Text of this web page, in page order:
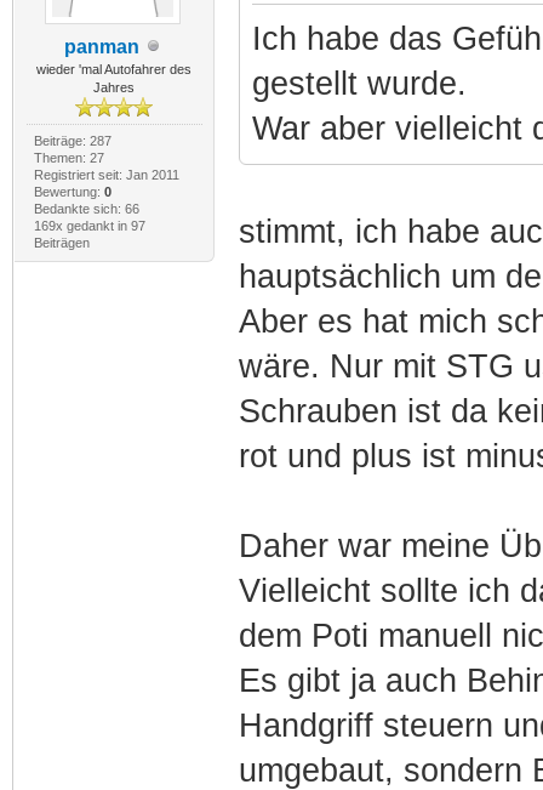
panman
wieder 'mal Autofahrer des
Jahres
Beiträge: 287
Themen: 27
Registriert seit: Jan 2011
Bewertung: 0
Bedankte sich: 66
169x gedankt in 97
Beiträgen
Ich habe das
gestellt wurde.
War aber vielleicht
stimmt, ich habe
hauptsächlich um
Aber es hat mich
wäre. Nur mit STG
Schrauben ist da
rot und plus ist
Daher war meine
Vielleicht sollte ich
dem Poti manuell
Es gibt ja auch
Handgriff steuern
umgebaut, sondern